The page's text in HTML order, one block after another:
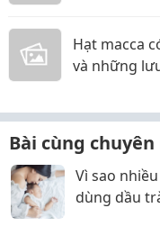
Hạt macca
và những
Bài cùng
Vì sao
dùng dầu